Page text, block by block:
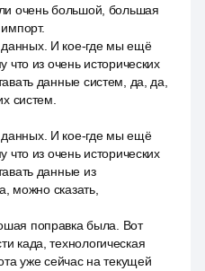
очень большой, большая
данных. И кое-где мы ещё
из очень исторических
данные систем, да, да,
систем.
данных. И кое-где мы ещё
из очень исторических
данные из
можно сказать,
поправка была. Вот
када, технологическая
уже сейчас на текущей